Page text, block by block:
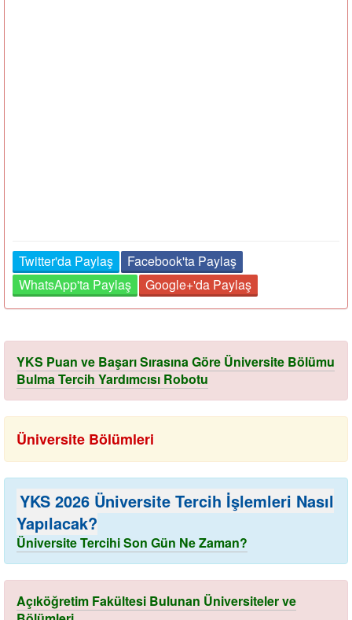
Twitter'da Paylaş
Facebook'ta Paylaş
WhatsApp'ta Paylaş
Google+'da Paylaş
YKS Puan ve Başarı Sırasına Göre Üniversite Bölümu
Bulma Tercih Yardımcısı Robotu
Üniversite Bölümleri
YKS 2026 Üniversite Tercih İşlemleri Nasıl
Yapılacak?
Üniversite Tercihi Son Gün Ne Zaman?
Açıköğretim Fakültesi Bulunan Üniversiteler ve